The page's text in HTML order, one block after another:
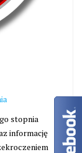
stopnia
informację